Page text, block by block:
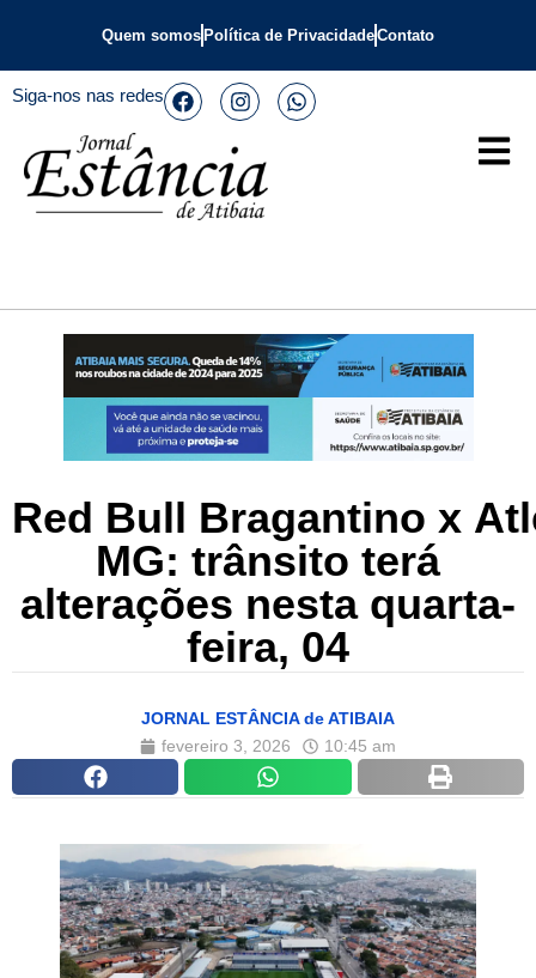
Quem somos Política de PrivacidadeContato
Siga-nos nas redes
Red Bull Bragantino x
MG: trânsito terá
alterações nesta quarta-
feira, 04
JORNAL ESTÂNCIA de ATIBAIA
fevereiro 3, 2026
10:45 am